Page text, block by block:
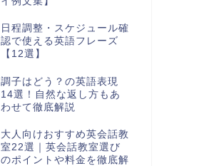
日程調整・スケジュール確
認で使える英語フレーズ
【12選】
調子はどう？の英語表現
14選！自然な返し方もあ
わせて徹底解説
大人向けおすすめ英会話教
室22選｜英会話教室選び
のポイントや料金を徹底解